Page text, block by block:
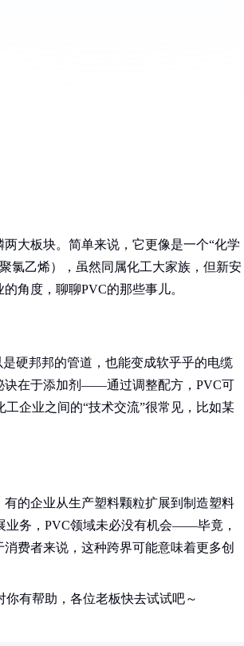
大板块。简单来说，它更像是一个“化学
氯乙烯），虽然同属化工大家族，但新安
角度，聊聊PVC的那些事儿。
硬邦邦的管道，也能变成软乎乎的电缆
诀在于添加剂——通过调整配方，PVC可
企业之间的“技术交流”很常见，比如某
的企业从生产塑料颗粒扩展到制造塑料
业务，PVC领域未必没有机会——毕竟，
费者来说，这种跨界可能意味着更多创
有帮助，各位老板快去试试吧～